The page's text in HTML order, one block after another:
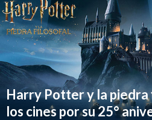
Harry Potter y la
los cines por su 25°